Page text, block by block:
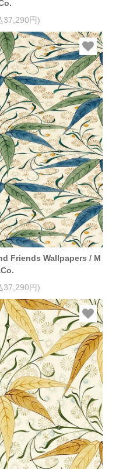
37,290円)
Friends Wallpapers / M
37,290円)